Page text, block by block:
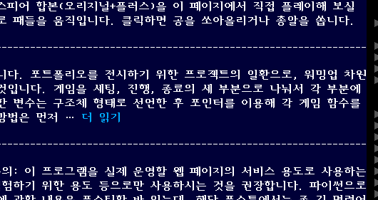
피어 합본(오리지널+플러스)을 이 페이지에서 직접 플레이해 보실
들을 움직입니다. 클릭하면 공을 쏘아올리거나 총알을 쏩니다.
다. 포트폴리오를 전시하기 위한 프로젝트의 일환으로, 워밍업 차원
입니다. 게임을 세팅, 진행, 종료의 세 부분으로 나눠서 각 부분에
변수는 구조체 형태로 선언한 후 포인터를 이용해 각 게임 함수를
법은 먼저 … “C언어로 만든 간단한 가위바위보 게임”
더 읽기
: 이 프로그램을 실제 운영할 웹 페이지의 서비스 용도로 사용하는
하기 위한 용도 등으로만 사용하시는 것을 권장합니다. 파이썬으로